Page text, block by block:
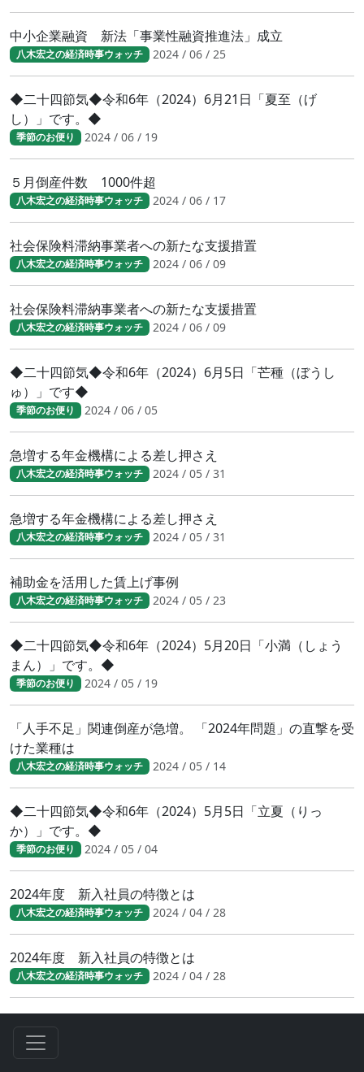
中小企業融資 新法「事業性融資推進法」成立
八木宏之の経済時事ウォッチ 2024 / 06 / 25
◆二十四節気◆令和6年（2024）6月21日「夏至（げ
し）」です。◆
季節のお便り 2024 / 06 / 19
５月倒産件数 1000件超
八木宏之の経済時事ウォッチ 2024 / 06 / 17
社会保険料滞納事業者への新たな支援措置
八木宏之の経済時事ウォッチ 2024 / 06 / 09
社会保険料滞納事業者への新たな支援措置
八木宏之の経済時事ウォッチ 2024 / 06 / 09
◆二十四節気◆令和6年（2024）6月5日「芒種（ぼうし
ゅ）」です◆
季節のお便り 2024 / 06 / 05
急増する年金機構による差し押さえ
八木宏之の経済時事ウォッチ 2024 / 05 / 31
急増する年金機構による差し押さえ
八木宏之の経済時事ウォッチ 2024 / 05 / 31
補助金を活用した賃上げ事例
八木宏之の経済時事ウォッチ 2024 / 05 / 23
◆二十四節気◆令和6年（2024）5月20日「小満（しょう
まん）」です。◆
季節のお便り 2024 / 05 / 19
「人手不足」関連倒産が急増。 「2024年問題」の直撃を受
けた業種は
八木宏之の経済時事ウォッチ 2024 / 05 / 14
◆二十四節気◆令和6年（2024）5月5日「立夏（りっ
か）」です。◆
季節のお便り 2024 / 05 / 04
2024年度 新入社員の特徴とは
八木宏之の経済時事ウォッチ 2024 / 04 / 28
2024年度 新入社員の特徴とは
八木宏之の経済時事ウォッチ 2024 / 04 / 28
八木宏之の経済時事ウォッチ